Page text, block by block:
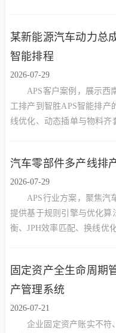
某新能源汽车动力总
智能排程
2026-07-29
APS客户案例，展示西
工排产到智胜APS智能排产
线优化、动态插单与物料齐
汽车零部件多产线排
2026-07-29
APS行业方案，聚焦汽
提供基于规则引擎与优化算
衡、JPH效率匹配、换线优
固定资产全生命周期
产管理系统
2026-07-21
企业固定资产账实不符